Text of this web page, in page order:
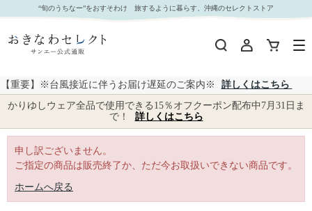
｜おきなわセレクト サンエー公式通販
“旬のうちなー”をおすそわけ 旅するように暮らす、沖縄のセレクトストア
【重要】※台風接近に伴うお届け遅延のご案内※
詳しくはこちら
かりゆしウェア全品で使用できる15％オフクーポン配布中7月31日ま
で！
詳しくはこちら
申し訳ございません。
ご指定の商品は販売終了か、ただ今お取扱いできない商品です。
ホームへ戻る